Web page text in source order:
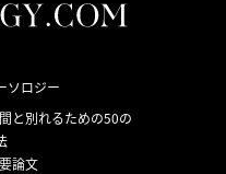
ソロジー
と別れるための50の
論文